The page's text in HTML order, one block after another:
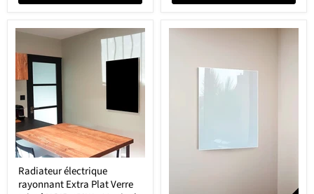
2
–
CI-
MIRROR-
005
006
Radiateur
électrique
rayonnant
Radiateur électrique
rayonnant Extra Plat Verre